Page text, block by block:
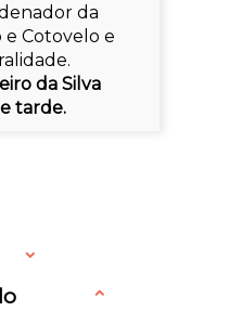
da
Cotovelo e
da Silva
tarde.